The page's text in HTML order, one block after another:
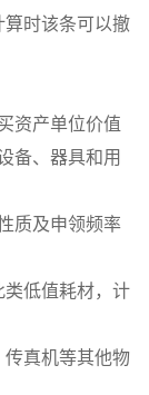
算时该条可以撤
资产单位价值
备、器具和用
质及申领频率
低值耗材，计
真机等其他物